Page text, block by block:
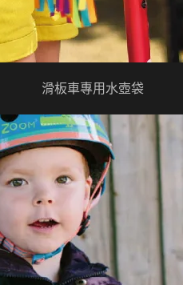
滑板車專用水壺袋